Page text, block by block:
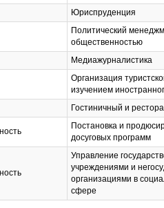
Юриспруденция
Политический
общественностью
Медиажурналистика
Организация
изучением
Гостиничный и
Постановка и
досуговых программ
Управление
учреждениями и
организациями в
сфере